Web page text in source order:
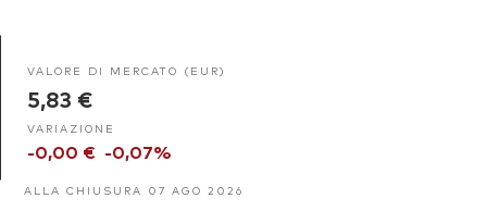
VALORE DI MERCATO (EUR)
5,83 €
VARIAZIONE
-0,00 € -0,07%
ALLA CHIUSURA 07 AGO 2026